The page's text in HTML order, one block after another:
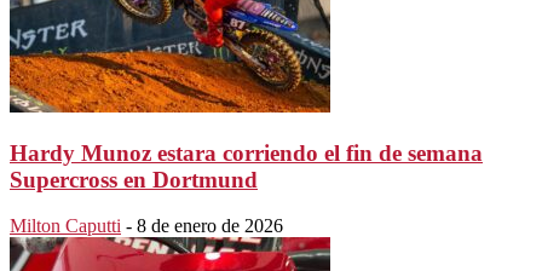
Hardy Munoz estara corriendo el fin de semana
Supercross en Dortmund
Milton Caputti - 8 de enero de 2026